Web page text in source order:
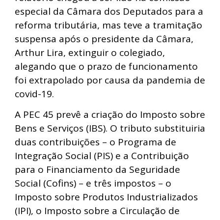
especial da Câmara dos Deputados para a
reforma tributária, mas teve a tramitação
suspensa após o presidente da Câmara,
Arthur Lira, extinguir o colegiado,
alegando que o prazo de funcionamento
foi extrapolado por causa da pandemia de
covid-19.
A PEC 45 prevê a criação do Imposto sobre
Bens e Serviços (IBS). O tributo substituiria
duas contribuições – o Programa de
Integração Social (PIS) e a Contribuição
para o Financiamento da Seguridade
Social (Cofins) – e três impostos – o
Imposto sobre Produtos Industrializados
(IPI), o Imposto sobre a Circulação de